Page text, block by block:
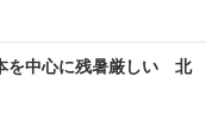
を中心に残暑厳しい 北